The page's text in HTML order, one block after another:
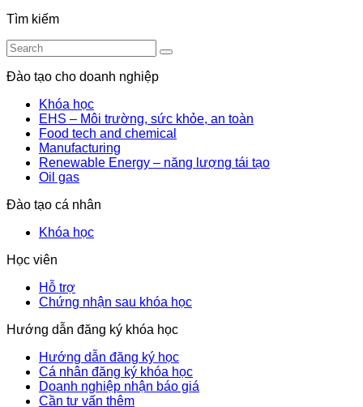
Tìm kiếm
Đào tạo cho doanh nghiệp
Khóa học
EHS – Môi trường, sức khỏe, an toàn
Food tech and chemical
Manufacturing
Renewable Energy – năng lượng tái tạo
Oil gas
Đào tạo cá nhân
Khóa học
Học viên
Hỗ trợ
Chứng nhận sau khóa học
Hướng dẫn đăng ký khóa học
Hướng dẫn đăng ký học
Cá nhân đăng ký khóa học
Doanh nghiệp nhận báo giá
Cần tư vấn thêm